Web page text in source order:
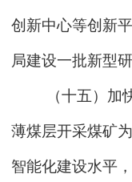
创新中心等创新
局建设一批新型研
（十五）加
薄煤层开采煤矿
智能化建设水平